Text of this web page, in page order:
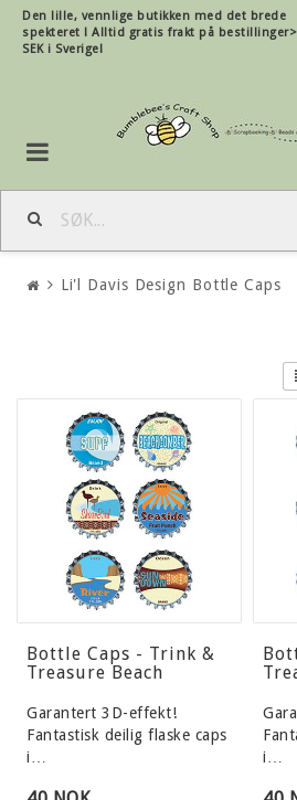
Den lille, vennlige butikken med det brede
spekteret ! Alltid gratis frakt på bestillinger>
SEK i Sverige!
Li'l Davis Design Bottle Caps
Bottle Caps - Trink &
Treasure Beach
Garantert 3D-effekt!
Fantastisk deilig flaske caps
i…
i…